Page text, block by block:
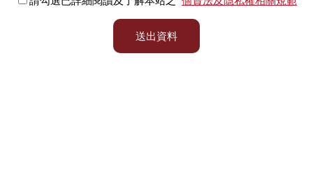
送出資料